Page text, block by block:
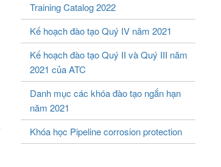
Training Catalog 2022
Kế hoạch đào tạo Quý IV năm 2021
Kế hoạch đào tạo Quý II và Quý III năm
2021 của ATC
Danh mục các khóa đào tạo ngắn hạn
năm 2021
Khóa học Pipeline corrosion protection